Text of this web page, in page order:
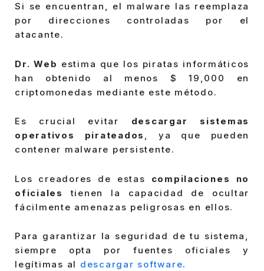
Si se encuentran, el malware las reemplaza
por direcciones controladas por el
atacante.
Dr. Web estima que los piratas informáticos
han obtenido al menos $ 19,000 en
criptomonedas mediante este método.
Es crucial evitar descargar sistemas
operativos pirateados , ya que pueden
contener malware persistente.
Los creadores de estas compilaciones no
oficialestienen la capacidad de ocultar
fácilmente amenazas peligrosas en ellos.
Para garantizar la seguridad de tu sistema,
siempre opta por fuentes oficiales y
legítimas al descargar software.